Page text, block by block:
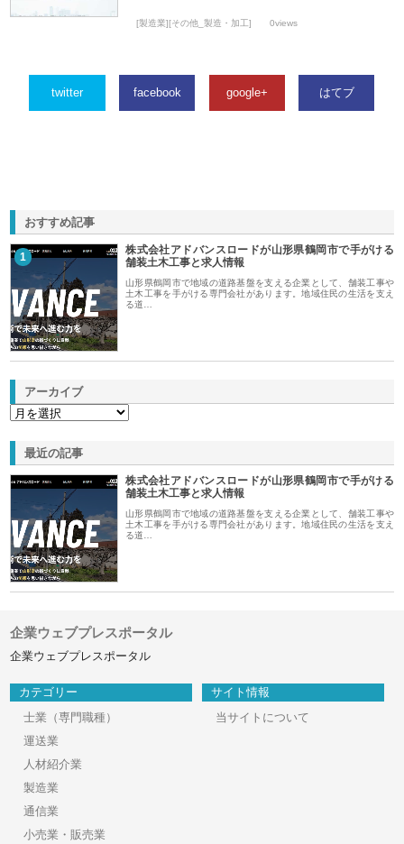
[製造業][その他_製造・加工] 0views
twitter facebook google+ はてブ
おすすめ記事
1
株式会社アドバンスロードが山形県鶴岡市で手がける
舗装土木工事と求人情報
山形県鶴岡市で地域の道路基盤を支える企業として、舗装工事や
土木工事を手がける専門会社があります。地域住民の生活を支え
る道…
アーカイブ
最近の記事
株式会社アドバンスロードが山形県鶴岡市で手がける
舗装土木工事と求人情報
山形県鶴岡市で地域の道路基盤を支える企業として、舗装工事や
土木工事を手がける専門会社があります。地域住民の生活を支え
る道…
企業ウェブプレスポータル
企業ウェブプレスポータル
カテゴリー
士業（専門職種）
運送業
人材紹介業
製造業
通信業
小売業・販売業
サイト情報
当サイトについて